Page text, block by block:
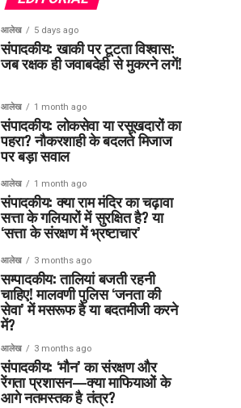
आलेख 5 days ago
संपादकीय: खाकी पर टूटता विश्वास:
जब रक्षक ही जवाबदेही से मुकरने लगें!
आलेख 1 month ago
संपादकीय: लोकसेवा या रसूखदारों का
पहरा? नौकरशाही के बदलते मिजाज
पर बड़ा सवाल
आलेख 1 month ago
संपादकीय: क्या राम मंदिर का चढ़ावा
सत्ता के गलियारों में सुरक्षित है? या
‘सत्ता के संरक्षण में भ्रष्टाचार’
आलेख 3 months ago
सम्पादकीय: तालियां बजती रहनी
चाहिए! मालवणी पुलिस ‘जनता की
सेवा’ में मसरूफ है या बदतमीजी करने
में?
आलेख 3 months ago
संपादकीय: ‘मौन’ का संरक्षण और
रेंगता प्रशासन—क्या माफियाओं के
आगे नतमस्तक है तंत्र?